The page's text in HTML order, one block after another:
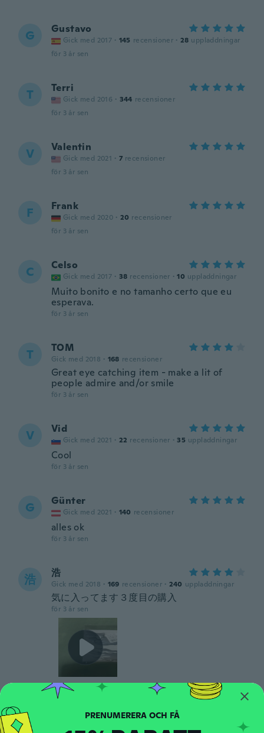
G Gustavo
Gick med 2017 · 145 recensioner · 28 uppladdningar
för 3 år sen
T Terri
Gick med 2016 · 344 recensioner
för 3 år sen
V Valentin
Gick med 2021 · 7 recensioner
för 3 år sen
F Frank
Gick med 2020 · 20 recensioner
för 3 år sen
C Celso
Gick med 2017 · 38 recensioner · 10 uppladdningar
Muito bonito e no tamanho certo que eu
esperava.
för 3 år sen
T TOM
Gick med 2018 · 168 recensioner
Great eye catching item - make a lit of
people admire and/or smile
för 3 år sen
V Vid
Gick med 2021 · 22 recensioner · 35 uppladdningar
Cool
för 3 år sen
G Günter
Gick med 2021 · 140 recensioner
alles ok
för 3 år sen
浩 浩
Gick med 2018 · 169 recensioner · 240 uppladdningar
気に入ってます３度目の購入
för 3 år sen
S Solisomar
Gick med 2015 · 11 recensioner
Muy pequeńa
PRENUMERERA OCH FÅ